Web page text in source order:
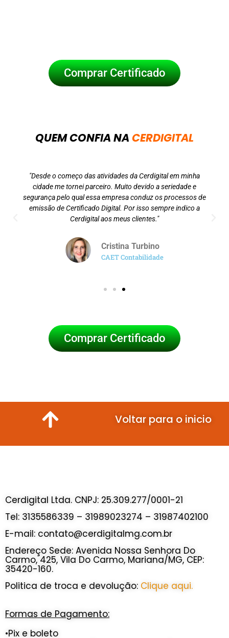
Comprar Certificado
QUEM CONFIA NA CERDIGITAL
"Desde o começo das atividades da Cerdigital em minha
cidade me tornei parceiro. Muito devido a seriedade e
segurança pelo qual essa empresa conduz os processos de
emissão de Certificado Digital. Por isso sempre indico a
Cerdigital aos meus clientes."
Cristina Turbino
CAET Contabilidade
Comprar Certificado
Voltar para o inicio
Cerdigital Ltda. CNPJ: 25.309.277/0001-21
Tel: 3135586339 – 31989023274 – 31987402100
E-mail: contato@cerdigitalmg.com.br
Endereço Sede: Avenida Nossa Senhora Do
Carmo, 425, Vila Do Carmo, Mariana/MG, CEP:
35420-160.
Politica de troca e devolução: Clique aqui.
Formas de Pagamento:
•Pix e boleto